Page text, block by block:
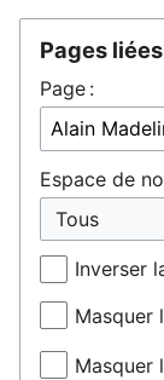
Pages liées
Page :
Espace de
Inverser
Masquer
Masquer